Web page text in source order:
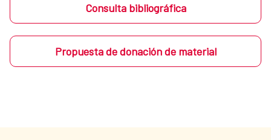
Consulta bibliográfica
Propuesta de donación de material